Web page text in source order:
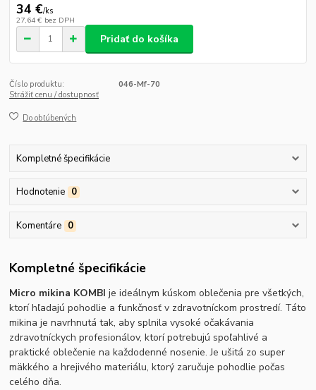
34 €/ks
27,64 € bez DPH
Pridať do košíka
Číslo produktu:
046-Mf-70
Strážiť cenu / dostupnosť
Do obľúbených
Kompletné špecifikácie
Hodnotenie 0
Komentáre 0
Kompletné špecifikácie
Micro mikina KOMBIje ideálnym kúskom oblečenia pre všetkých,
ktorí hľadajú pohodlie a funkčnosť v zdravotníckom prostredí. Táto
mikina je navrhnutá tak, aby splnila vysoké očakávania
zdravotníckych profesionálov, ktorí potrebujú spoľahlivé a
praktické oblečenie na každodenné nosenie. Je ušitá zo super
mäkkého a hrejivého materiálu, ktorý zaručuje pohodlie počas
celého dňa.